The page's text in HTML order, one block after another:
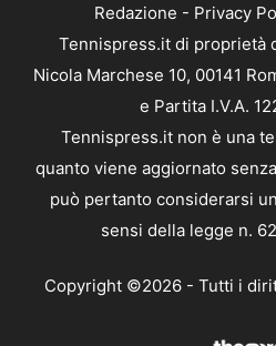
Redazione - Privacy
Tennispress.it di proprietà
Nicola Marchese 10, 00141
e Partita I.V.A.
Tennispress.it non è una
quanto viene aggiornato
può pertanto considerarsi
sensi della legge n.
Copyright ©2026 - Tutti i